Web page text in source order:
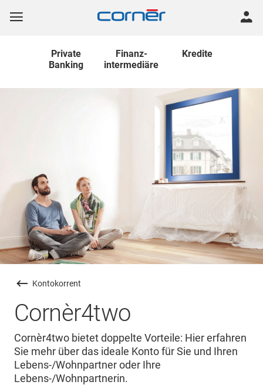
Private
Banking
Finanz-
intermediäre
Kredite
Kontokorrent
Cornèr4two
Cornèr4two bietet doppelte Vorteile: Hier erfahren
Sie mehr über das ideale Konto für Sie und Ihren
Lebens-/Wohnpartner oder Ihre
Lebens-/Wohnpartnerin.